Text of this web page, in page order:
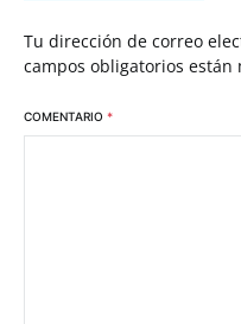
Tu dirección de correo
campos obligatorios están
COMENTARIO *